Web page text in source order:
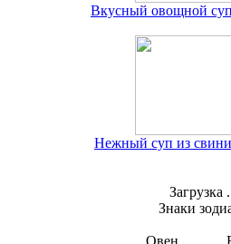
Вкусный овощной суп
Нежный суп из
Загрузка
Знаки
Овен